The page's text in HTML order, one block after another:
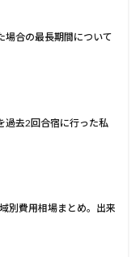
場合の最長期間について
過去2回合宿に行った私
別費用相場まとめ。出来